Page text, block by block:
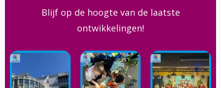
Blijf op de hoogte van de laatste
ontwikkelingen!